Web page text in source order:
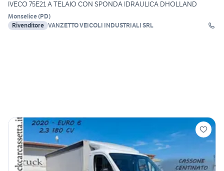
IVECO 75E21 A TELAIO CON SPONDA IDRAULICA DHOLLAND
Monselice(PD)
Rivenditore VANZETTO VEICOLI INDUSTRIALI SRL